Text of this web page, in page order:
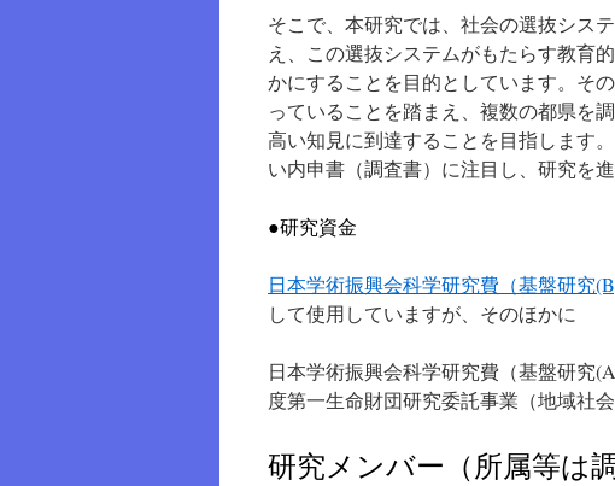
そこで、本研究では、社会の選抜シス
え、この選抜システムがもたらす教育
かにすることを目的としています。そ
っていることを踏まえ、複数の都県を
高い知見に到達することを目指します
い内申書（調査書）に注目し、研究を進
●研究資金
日本学術振興会科学研究費（基盤研究
して使用していますが、そのほかに
日本学術振興会科学研究費（基盤研究
度第一生命財団研究委託事業（地域社
研究メンバー（所属等は調